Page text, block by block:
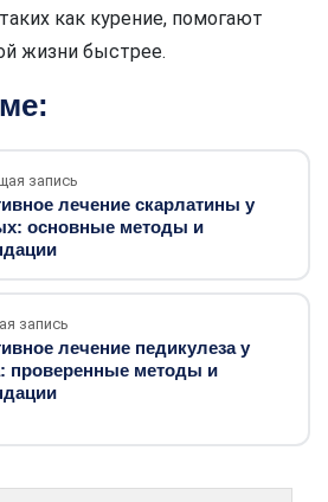
как курение, помогают
жизни быстрее.
запись
лечение скарлатины у
основные методы и
запись
лечение педикулеза у
проверенные методы и